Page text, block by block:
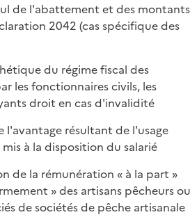
de l'abattement et des montants
2042 (cas spécifique des
du régime fiscal des
les fonctionnaires civils, les
droit en cas d'invalidité
l'avantage résultant de l'usage
à la disposition du salarié
de la rémunération « à la part »
» des artisans pêcheurs ou
de sociétés de pêche artisanale